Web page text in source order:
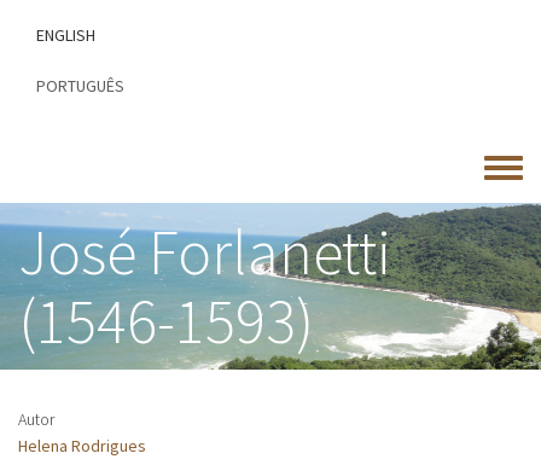
conteúdo
ENGLISH
PORTUGUÊS
Toggle
menu
José Forlanetti
(1546-1593)
Autor
Helena Rodrigues